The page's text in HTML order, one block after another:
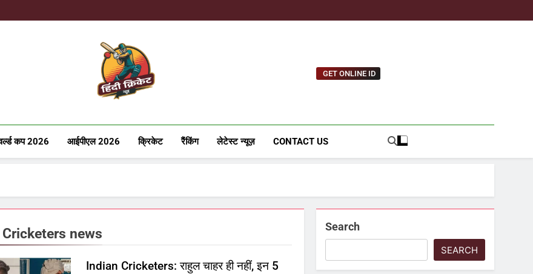
Hindicricketnews.com
GET ONLINE ID
कप 2026 आईपीएल 2026 क्रिकेट रैंकिंग लेटेस्ट न्यूज़ CONTACT US
news
Indian Cricketers: राहुल चाहर ही नहीं, इन 5
Search
SEARCH